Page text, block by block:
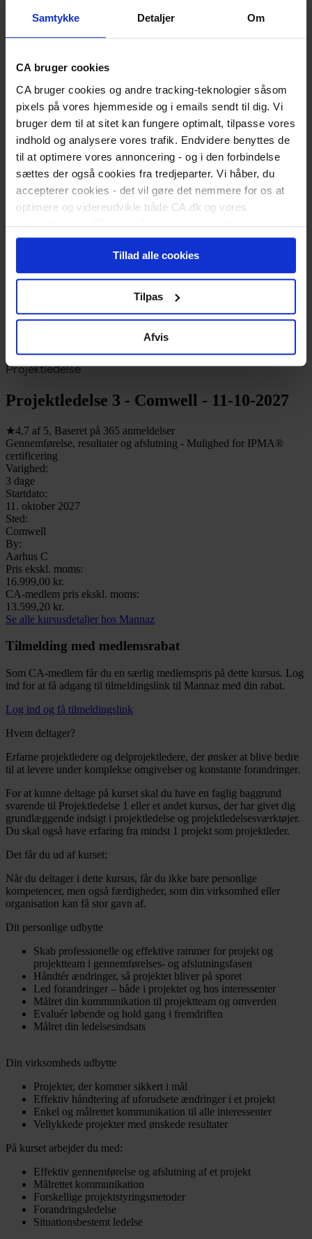
Samtykke Detaljer Om
CA bruger cookies
CA bruger cookies og andre tracking-teknologier såsom
pixels på vores hjemmeside og i emails sendt til dig. Vi
bruger dem til at sitet kan fungere optimalt, tilpasse vores
indhold og analysere vores trafik. Endvidere benyttes de
til at optimere vores annoncering - og i den forbindelse
sættes der også cookies fra tredjeparter. Vi håber, du
accepterer cookies - det vil gøre det nemmere for os at
optimere og videreudvikle både CA.dk og vores
markedsføring. På den måde bruges de til at
personalisere indhold til dig, herunder på vores
hjemmeside, i emails og i annoncer. Ønsker du senere
hen at ændre dit cookie-samtykke, kan du altid gøre det
ved at klikke på "Cookiepolitik" nederst på alle sider.
Tillad alle cookies
Tilpas
Afvis
Udfyld dagpengekort
Formularer
Når du får job
Medlemstilbud
CA Advokathjælp
Karriererådgivning
Kurser og uddannelse
Webinarer og events
Medlemsfordele
Privatøkonomi
Anbefal nyt medlem
Kontakt
Projektledelse
Projektledelse 3 - Comwell - 11-10-2027
★4,7 af 5, Baseret på 365 anmeldelser
Gennemførelse, resultater og afslutning - Mulighed for IPMA®
certificering
Varighed:
3 dage
Startdato:
11. oktober 2027
Sted:
Comwell
By:
Aarhus C
Pris ekskl. moms:
16.999,00 kr.
CA-medlem pris ekskl. moms:
13.599,20 kr.
Se alle kursusdetaljer hos Mannaz
Tilmelding med medlemsrabat
Som CA-medlem får du en særlig medlemspris på dette kursus. Log
ind for at få adgang til tilmeldingslink til Mannaz med din rabat.
Log ind og få tilmeldingslink
Hvem deltager?
Erfarne projektledere og delprojektledere, der ønsker at blive bedre
til at levere under komplekse omgivelser og konstante forandringer.
For at kunne deltage på kurset skal du have en faglig baggrund
svarende til Projektledelse 1 eller et andet kursus, der har givet dig
grundlæggende indsigt i projektledelse og projektledelsesværktøjer.
Du skal også have erfaring fra mindst 1 projekt som projektleder.
Det får du ud af kurset:
Når du deltager i dette kursus, får du ikke bare personlige
kompetencer, men også færdigheder, som din virksomhed eller
organisation kan få stor gavn af.
Dit personlige udbytte
Skab professionelle og effektive rammer for projekt og
projektteam i gennemførelses- og afslutningsfasen
Håndtér ændringer, så projektet bliver på sporet
Led forandringer – både i projektet og hos interessenter
Målret din kommunikation til projektteam og omverden
Evaluér løbende og hold gang i fremdriften
Målret din ledelsesindsats
Din virksomheds udbytte
Projekter, der kommer sikkert i mål
Effektiv håndtering af uforudsete ændringer i et projekt
Enkel og målrettet kommunikation til alle interessenter
Vellykkede projekter med ønskede resultater
På kurset arbejder du med:
Effektiv gennemførelse og afslutning af et projekt
Målrettet kommunikation
Forskellige projektstyringsmetoder
Forandringsledelse
Situationsbestemt ledelse